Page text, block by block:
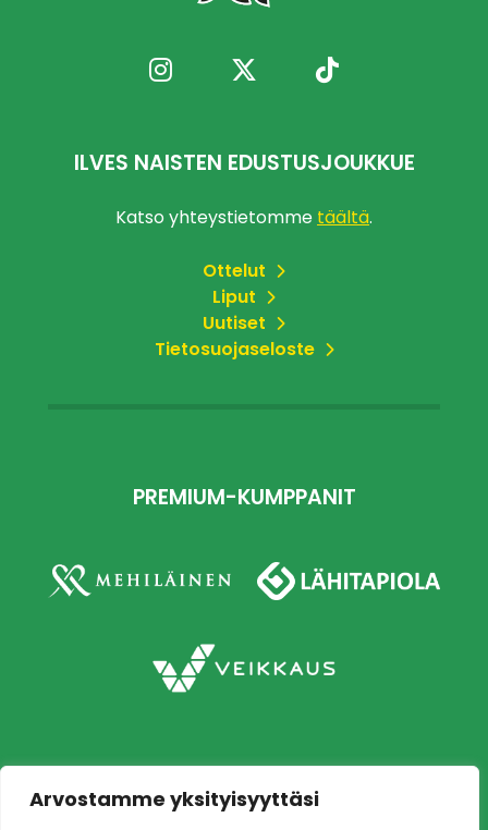
Arvostamme yksityisyyttäsi
ILVES NAISTEN EDUSTUSJOUKKUE
Katso yhteystietomme täältä.
Ottelut
Liput
Uutiset
Tietosuojaseloste
PREMIUM-KUMPPANIT